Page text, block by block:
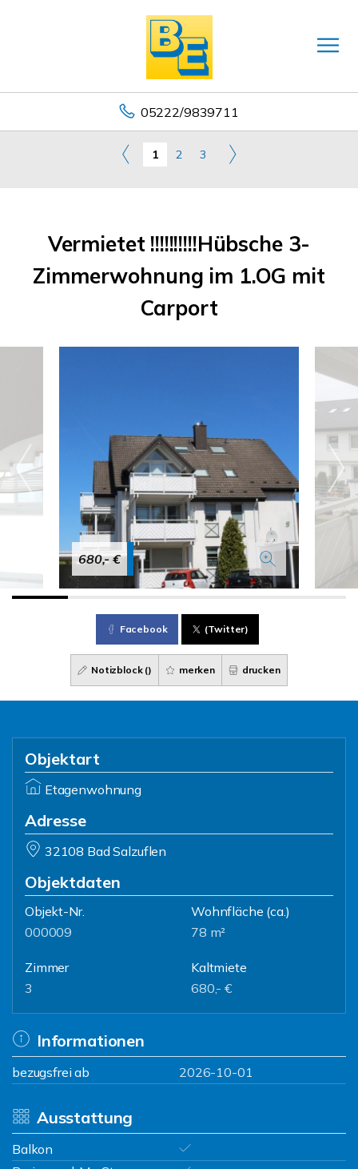
05222/9839711
1 2 3
Vermietet !!!!!!!!!!Hübsche 3-
Zimmerwohnung im 1.OG mit
Carport
680,- €
Facebook (Twitter)
Notizblock () merken drucken
Objektart
Etagenwohnung
Adresse
32108 Bad Salzuflen
Objektdaten
Objekt-Nr.
000009
Wohnfläche (ca.)
78 m²
Zimmer
3
Kaltmiete
680,- €
Informationen
bezugsfrei ab 2026-10-01
Ausstattung
Balkon